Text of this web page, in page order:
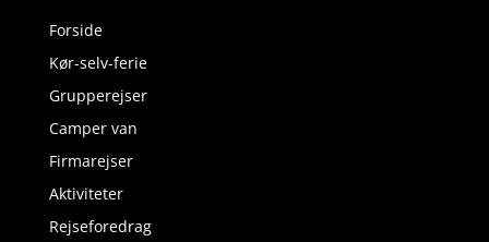
Forside
Kør-selv-ferie
Grupperejser
Camper van
Firmarejser
Aktiviteter
Rejseforedrag